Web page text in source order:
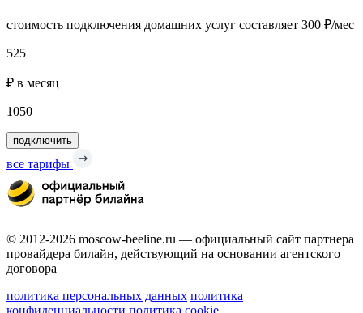
стоимость подключения домашних услуг составляет 300 ₽/мес
525
₽ в месяц
1050
подключить
все тарифы
© 2012-2026 moscow-beeline.ru — официальный сайт партнера
провайдера билайн, действующий на основании агентского
договора
политика персональных данных политика